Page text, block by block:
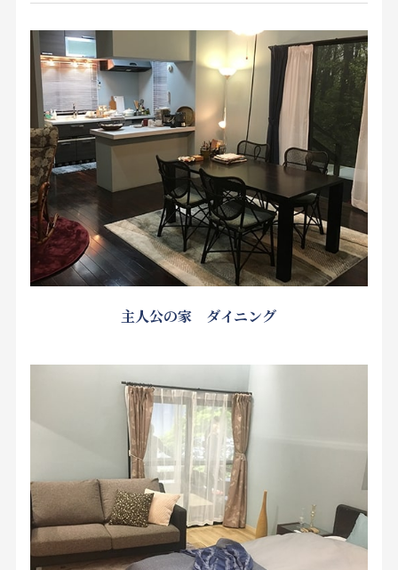
主人公の家 ダイニング